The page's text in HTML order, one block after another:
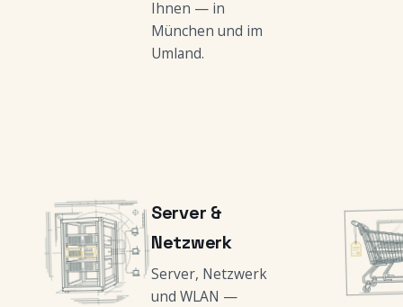
Ihnen — in
München und im
Umland.
Server &
Netzwerk
Server, Netzwerk
und WLAN —